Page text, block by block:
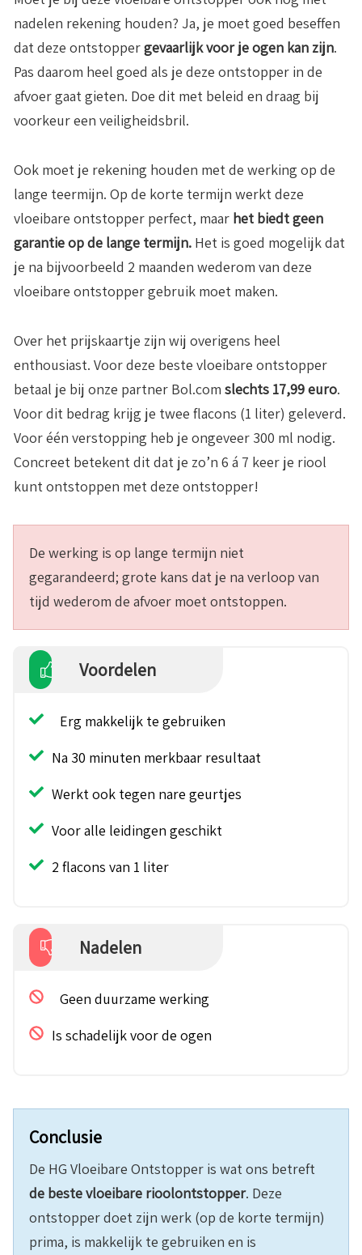
nadelen rekening houden? Ja, je moet goed beseffen
dat deze ontstoppergevaarlijk voor je ogen kan zijn.
Pas daarom heel goed als je deze ontstopper in de
afvoer gaat gieten. Doe dit met beleid en draag bij
voorkeur een veiligheidsbril.
Ook moet je rekening houden met de werking op de
lange teermijn. Op de korte termijn werkt deze
vloeibare ontstopper perfect, maar het biedt geen
garantie op de lange termijn. Het is goed mogelijk dat
je na bijvoorbeeld 2 maanden wederom van deze
vloeibare ontstopper gebruik moet maken.
Over het prijskaartje zijn wij overigens heel
enthousiast. Voor deze beste vloeibare ontstopper
betaal je bij onze partner Bol.com slechts 17,99 euro.
Voor dit bedrag krijg je twee flacons (1 liter) geleverd.
Voor één verstopping heb je ongeveer 300 ml nodig.
Concreet betekent dit dat je zo’n 6 á 7 keer je riool
kunt ontstoppen met deze ontstopper!
De werking is op lange termijn niet
gegarandeerd; grote kans dat je na verloop van
tijd wederom de afvoer moet ontstoppen.
Voordelen
Erg makkelijk te gebruiken
Na 30 minuten merkbaar resultaat
Werkt ook tegen nare geurtjes
Voor alle leidingen geschikt
2 flacons van 1 liter
Nadelen
Geen duurzame werking
Is schadelijk voor de ogen
Conclusie
De HG Vloeibare Ontstopper is wat ons betreft
de beste vloeibare rioolontstopper. Deze
ontstopper doet zijn werk (op de korte termijn)
prima, is makkelijk te gebruiken en is